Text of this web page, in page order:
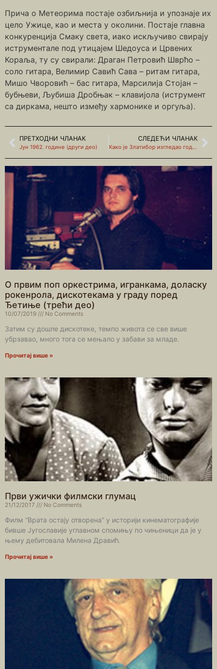
Прича о Метеорима постаје озбиљнија и упознаје их
цело Ужице, као и места у околини. Постаје главна
конкуренција Смаку света, иако искључиво свирају
иструментале под утицајем Шедоуса и Црвених
Кораља, ту су свирали: Драган Петровић Шврћо –
соло гитара, Велимир Савић Сава – ритам гитара,
Мишо Чворовић – бас гитара, Марсилија Стојан –
бубњеви, Љубиша Дробњак – клавијола (иструмент
са диркама, нешто између хармонике и оргуља).
ПРЕТХОДНИ ЧЛАНАК
Јун 1962. године (други део)
СЛЕДЕЋИ ЧЛАНАК
Како је Златибор изгледао године 1962. године?
О првим поп оркестрима, игранкама, доласку
рокенрола, дискотекама у граду поред
Ђетиње (трећи део)
10/07/2019 No Comments
Затим су дошле дискотеке, темпо живота се све више
убрзавао, много тога се мењало у забави за младе.
Прочитај више »
Први ужички филмски глумац
21/12/2017 No Comments
Филм “Врата остају отворена” у историји кинематографије
бивше Југославије углавном спомињу по чињеници да је у
њему дебитовала Милена Дравић.
Прочитај више »